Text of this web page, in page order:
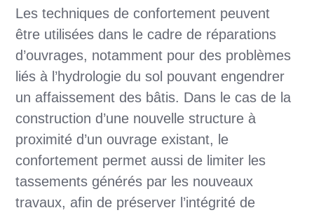
Les techniques de confortement peuvent
être utilisées dans le cadre de réparations
d’ouvrages, notamment pour des problèmes
liés à l’hydrologie du sol pouvant engendrer
un affaissement des bâtis. Dans le cas de la
construction d’une nouvelle structure à
proximité d’un ouvrage existant, le
confortement permet aussi de limiter les
tassements générés par les nouveaux
travaux, afin de préserver l’intégrité de